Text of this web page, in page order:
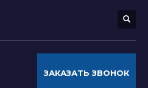
ЗАКАЗАТЬ ЗВОНОК